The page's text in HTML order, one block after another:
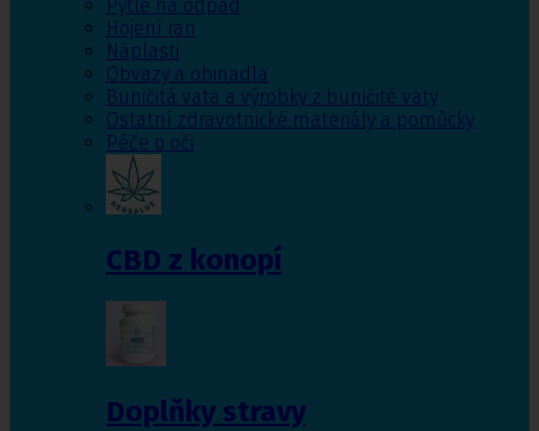
Pytle na odpad
Hojení ran
Náplasti
Obvazy a obinadla
Buničitá vata a výrobky z buničité vaty
Ostatní zdravotnické materiály a pomůcky
Péče o oči
CBD z konopí
Doplňky stravy